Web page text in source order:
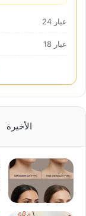
عيار 24
عيار 18
الأخيرة